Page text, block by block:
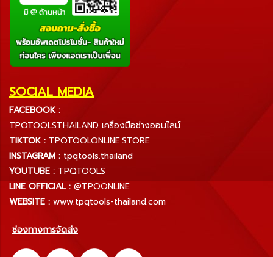
SOCIAL MEDIA
FACEBOOK :
TPQTOOLSTHAILAND เครื่องมือช่างออนไลน์
TIKTOK : TPQTOOLONLINE.STORE
INSTAGRAM : tpqtools.thailand
YOUTUBE : TPQTOOLS
LINE OFFICIAL : @TPQONLINE
WEBSITE : www.tpqtools-thailand.com
ช่องทางการจัดส่ง